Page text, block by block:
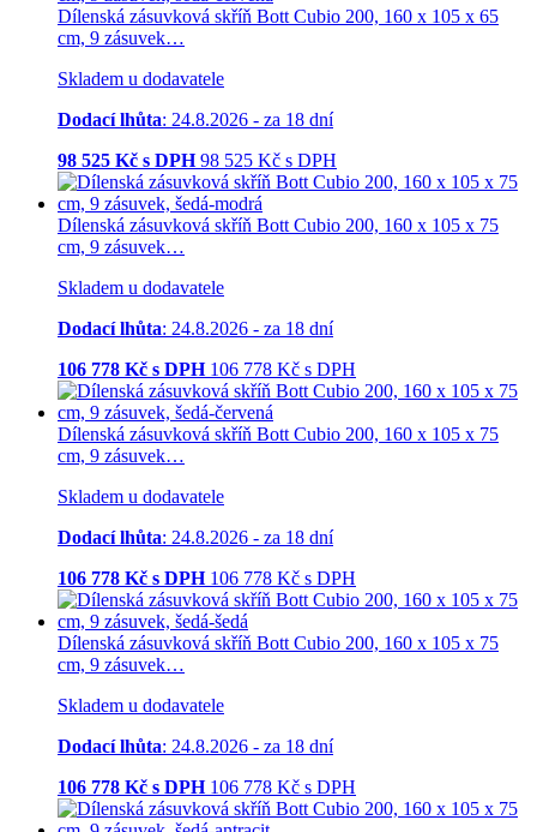
Dílenská zásuvková skříň Bott Cubio 200, 160 x 105 x 65
cm, 9 zásuvek…
Skladem u dodavatele
Dodací lhůta: 24.8.2026 - za 18 dní
98 525 Kč s DPH 98 525 Kč s DPH
Dílenská zásuvková skříň Bott Cubio 200, 160 x 105 x 75
cm, 9 zásuvek…
Skladem u dodavatele
Dodací lhůta: 24.8.2026 - za 18 dní
106 778 Kč s DPH 106 778 Kč s DPH
Dílenská zásuvková skříň Bott Cubio 200, 160 x 105 x 75
cm, 9 zásuvek…
Skladem u dodavatele
Dodací lhůta: 24.8.2026 - za 18 dní
106 778 Kč s DPH 106 778 Kč s DPH
Dílenská zásuvková skříň Bott Cubio 200, 160 x 105 x 75
cm, 9 zásuvek…
Skladem u dodavatele
Dodací lhůta: 24.8.2026 - za 18 dní
106 778 Kč s DPH 106 778 Kč s DPH